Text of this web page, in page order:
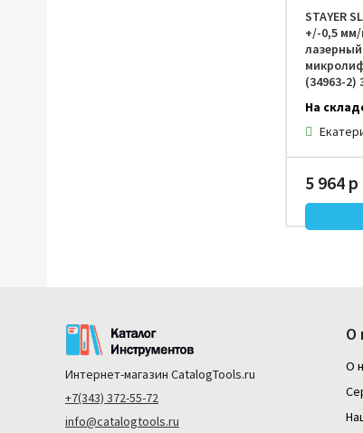
STAYER
+/-0,5
(34963-2)
На
5 964 р
Интернет-магазин CatalogTools.ru
+7(343) 372-55-72
info@catalogtools.ru
О
О